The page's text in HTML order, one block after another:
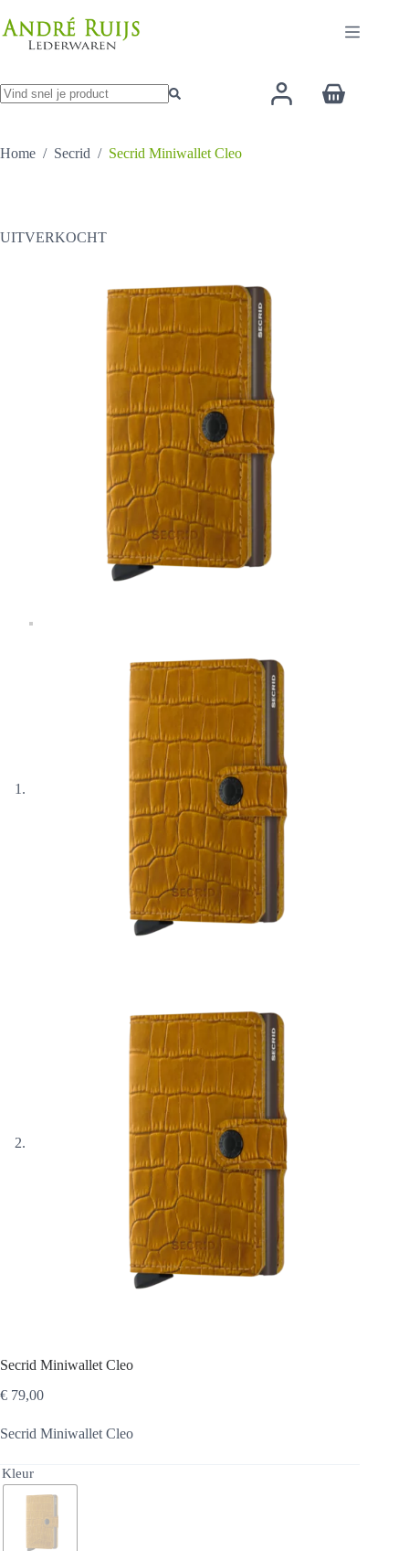
naar
de
Home / Secrid / Secrid Miniwallet Cleo
UITVERKOCHT
Secrid Miniwallet Cleo
€ 79,00
Secrid Miniwallet Cleo
Kleur